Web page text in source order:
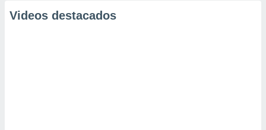
Videos destacados